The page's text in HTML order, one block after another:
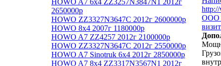
HOWO A7 6x4 ZZ3257N3847N1 2012г
2650000р
HOWO ZZ3327N3647C 2012г 2600000р
HOWO 8х4 2007г 1180000р
HOWO A7 ZZ4257 2012г 2100000р
HOWO ZZ3327N3647C 2012г 2550000р
HOWO A7 Sinotruk 6x4 2012г 2850000р
HOWO A7 8x4 ZZ3317N3567N1 2012г
ООО